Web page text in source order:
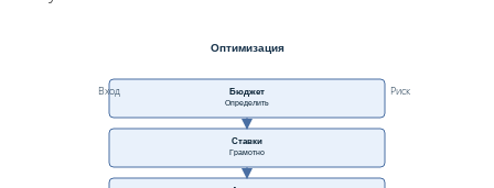
Оптимизация
Бюджет
Определить
Ставки
Грамотно
Вход Риск